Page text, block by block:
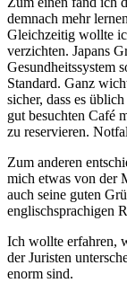
demnach mehr
Gleichzeitig wollte
verzichten. Japans
Gesundheitssystem
Standard. Ganz
sicher, dass es
gut besuchten Café
zu reservieren.
Zum anderen
mich etwas von der
auch seine guten
englischsprachigen
Ich wollte erfahren,
der Juristen
enorm sind.